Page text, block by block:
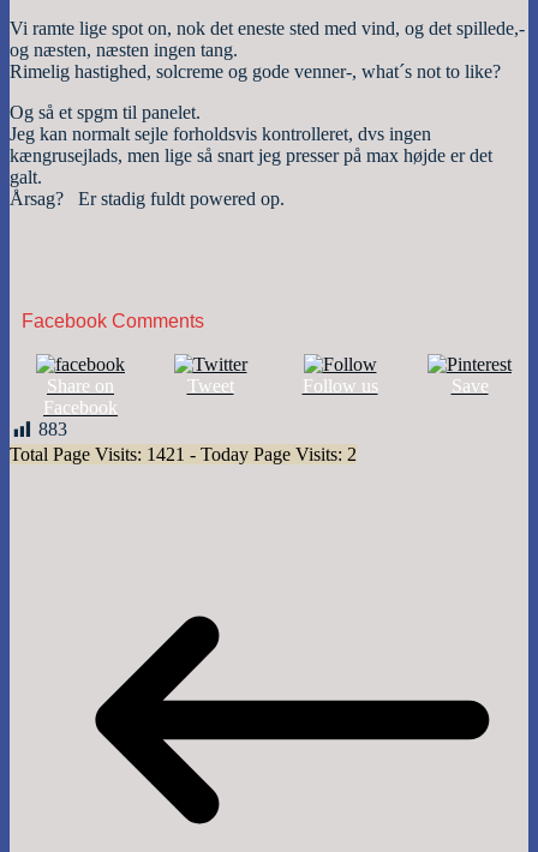
Vi ramte lige spot on, nok det eneste sted med vind, og det spillede,-
og næsten, næsten ingen tang.
Rimelig hastighed, solcreme og gode venner-, what´s not to like?
Og så et spgm til panelet.
Jeg kan normalt sejle forholdsvis kontrolleret, dvs ingen
kængrusejlads, men lige så snart jeg presser på max højde er det
galt.
Årsag? Er stadig fuldt powered op.
Facebook Comments
Share on
Facebook
Tweet Follow us Save
883
Total Page Visits: 1421 - Today Page Visits: 2